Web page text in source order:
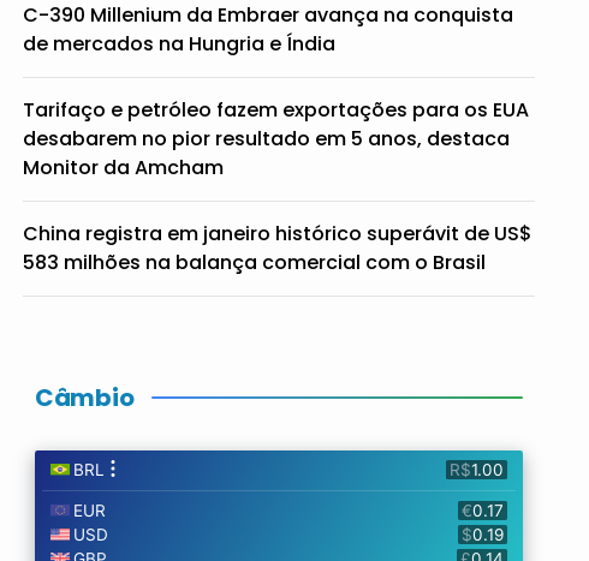
C-390 Millenium da Embraer avança na conquista
de mercados na Hungria e Índia
Tarifaço e petróleo fazem exportações para os EUA
desabarem no pior resultado em 5 anos, destaca
Monitor da Amcham
China registra em janeiro histórico superávit de US$
583 milhões na balança comercial com o Brasil
Câmbio